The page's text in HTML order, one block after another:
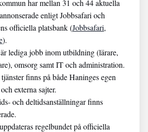
har mellan 31 och 44 aktuella
enligt Jobbsafari och
officiella platsbank (Jobbsafari,
).
lediga jobb inom utbildning (lärare,
omsorg samt IT och administration.
finns på både Haninges egen
externa sajter.
och deltidsanställningar finns
regelbundet på officiella